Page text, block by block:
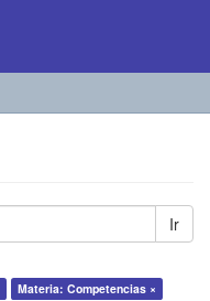
Ir
Materia: Competencias ×